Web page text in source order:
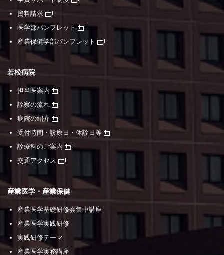
資料請求
医学部パンフレット
産業保健学部パンフレット
若松病院
担当医案内
診察の流れ
病院の紹介
受付時間・診療日・休診日等
診療科のご案内
交通アクセス
産業医学・産業保健
産業医学基礎研修会集中講座
産業医学実践研修
実践研修テーマ
産業医学実務講座